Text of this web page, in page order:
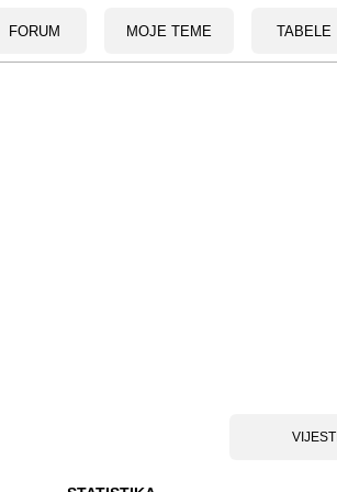
FORUM MOJE TEME TABELE
VIJESTI